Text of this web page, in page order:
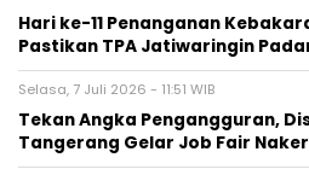
Hari ke-11 Penanganan
Pastikan TPA Jatiwaringin
Selasa, 7 Juli 2026 - 11:51 WIB
Tekan Angka Pengangguran,
Tangerang Gelar Job Fair